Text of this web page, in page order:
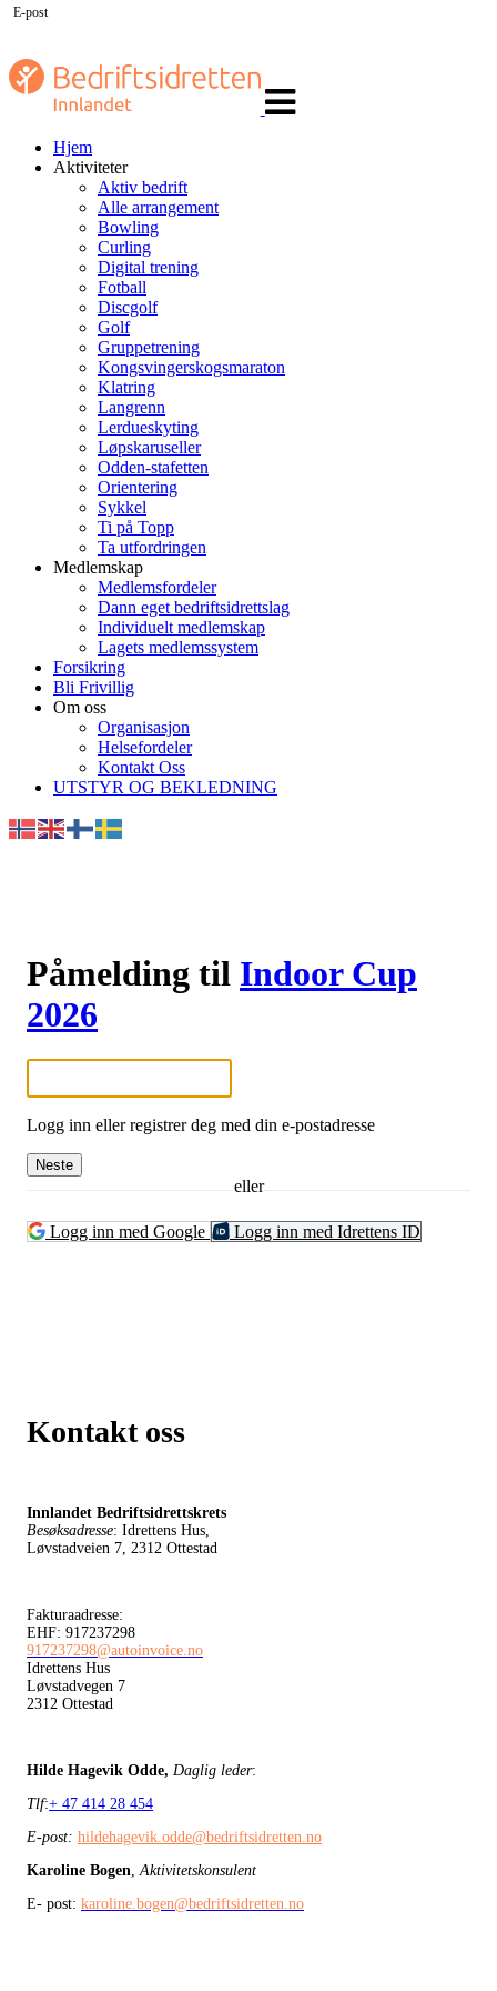
navigasjon
Hjem
Aktiviteter
Aktiv bedrift
Alle arrangement
Bowling
Curling
Digital trening
Fotball
Discgolf
Golf
Gruppetrening
Kongsvingerskogsmaraton
Klatring
Langrenn
Lerdueskyting
Løpskaruseller
Odden-stafetten
Orientering
Sykkel
Ti på Topp
Ta utfordringen
Medlemskap
Medlemsfordeler
Dann eget bedriftsidrettslag
Individuelt medlemskap
Lagets medlemssystem
Forsikring
Bli Frivillig
Om oss
Organisasjon
Helsefordeler
Kontakt Oss
UTSTYR OG BEKLEDNING
Påmelding til Indoor Cup
2026
E-post
Logg inn eller registrer deg med din e-postadresse
Neste
eller
Logg inn med Google Logg inn med Idrettens ID
Kontakt oss
Innlandet Bedriftsidrettskrets
Besøksadresse: Idrettens Hus,
Løvstadveien 7, 2312 Ottestad
Fakturaadresse:
EHF: 917237298
917237298@autoinvoice.no
Idrettens Hus
Løvstadvegen 7
2312 Ottestad
Hilde Hagevik Odde, Daglig leder:
Tlf:+ 47 414 28 454
E-post: hildehagevik.odde@bedriftsidretten.no
Karoline Bogen Aktivitetskonsulent
E- post: karoline.bogen@bedriftsidretten.no